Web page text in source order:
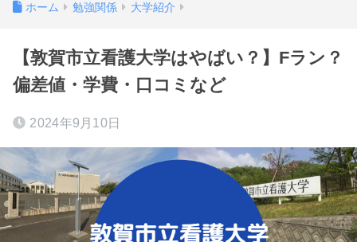
ホーム 勉強関係 大学紹介
【敦賀市立看護大学はやばい？】Fラン？
偏差値・学費・口コミなど
2024年9月10日